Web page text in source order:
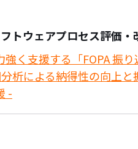
トウェアプロセス評価・
く支援する「FOPA 振
析による納得性の向上と
-